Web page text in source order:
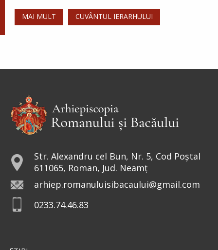
MAI MULT CUVÂNTUL IERARHULUI
Str. Alexandru cel Bun, Nr. 5, Cod Poștal
611065, Roman, Jud. Neamț
arhiep.romanuluisibacaului@gmail.com
0233.74.46.83